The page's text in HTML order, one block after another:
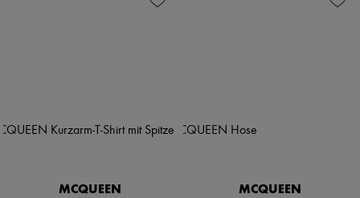
MCQUEEN MCQUEEN